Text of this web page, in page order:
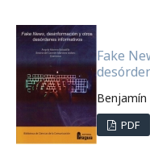
Fake
Benjamín
PDF